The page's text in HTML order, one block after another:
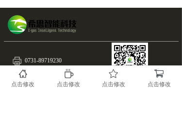
扫一扫
0731-89719230
info@x-gas.com
0731-89719230
点击修改 点击修改 点击修改 点击修改